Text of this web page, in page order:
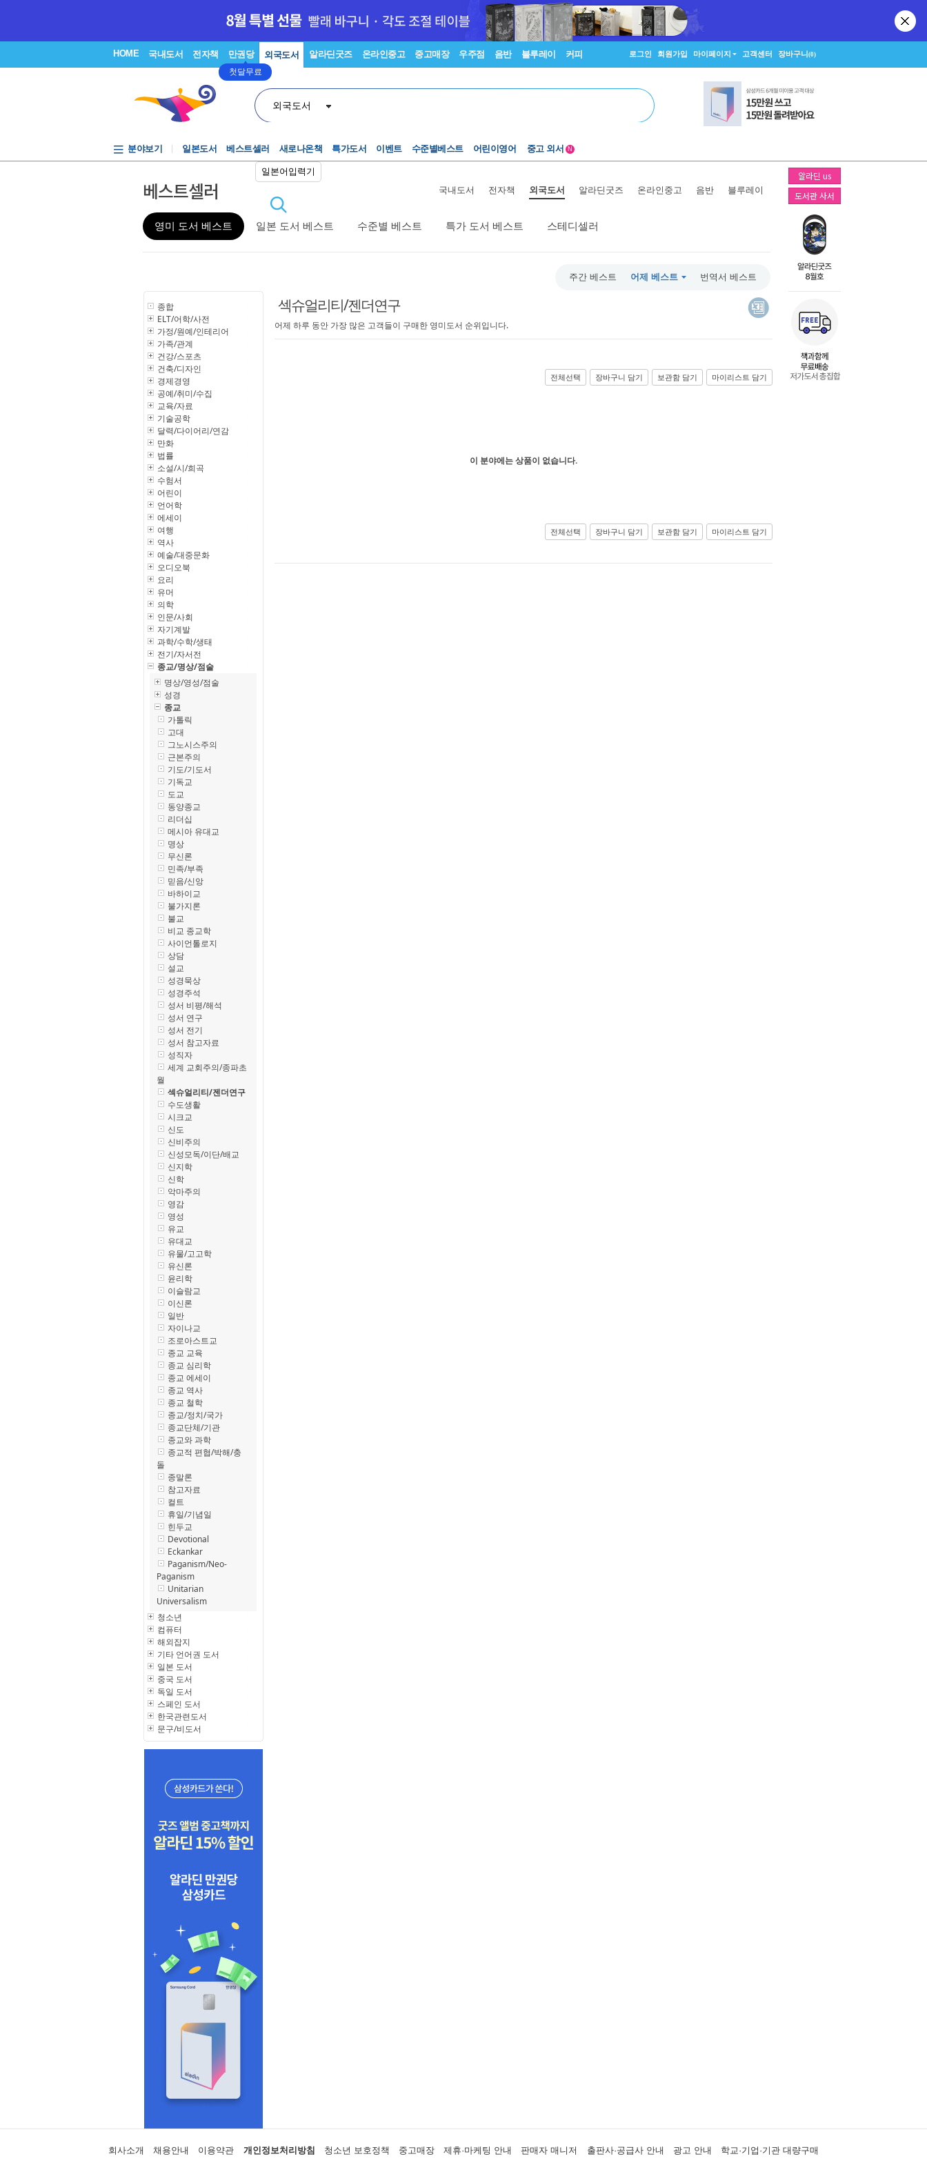
HOME 국내도서 전자책 만권당
첫달무료
외국도서 알라딘굿즈 온라인중고 중고매장 우주점 음반 블루레이 커피 로그인 회원가입 마이페이지 고객센터 장바구니(0)
외국도서
일본어입력기
분야보기 일본도서 베스트셀러 새로나온책 특가도서 이벤트
수준별베스트
어린이영어
중고 외서
중고 외서
N
알라딘 us
도서관 사서
베스트셀러 국내도서 전자책 외국도서 알라딘굿즈 온라인중고 음반 블루레이
영미 도서 베스트 일본 도서 베스트 수준별 베스트 특가 도서 베스트 스테디셀러
주간 베스트 어제 베스트 번역서 베스트
종합
ELT/어학/사전
가정/원예/인테리어
가족/관계
건강/스포츠
건축/디자인
경제경영
공예/취미/수집
교육/자료
기술공학
달력/다이어리/연감
만화
법률
소설/시/희곡
수험서
어린이
언어학
에세이
여행
역사
예술/대중문화
오디오북
요리
유머
의학
인문/사회
자기계발
과학/수학/생태
전기/자서전
종교/명상/점술
명상/영성/점술
성경
종교
가톨릭
고대
그노시스주의
근본주의
기도/기도서
기독교
도교
동양종교
리더십
메시아 유대교
명상
무신론
민족/부족
믿음/신앙
바하이교
불가지론
불교
비교 종교학
사이언톨로지
상담
설교
성경묵상
성경주석
성서 비평/해석
성서 연구
성서 전기
성서 참고자료
성직자
세계 교회주의/종파초
월
섹슈얼리티/젠더연구
수도생활
시크교
신도
신비주의
신성모독/이단/배교
신지학
신학
악마주의
영감
영성
유교
유대교
유물/고고학
유신론
윤리학
이슬람교
이신론
일반
자이나교
조로아스트교
종교 교육
종교 심리학
종교 에세이
종교 역사
종교 철학
종교/정치/국가
종교단체/기관
종교와 과학
종교적 편협/박해/충
돌
종말론
참고자료
컬트
휴일/기념일
힌두교
Devotional
Eckankar
Paganism/Neo-
Paganism
Unitarian
Universalism
청소년
컴퓨터
해외잡지
기타 언어권 도서
일본 도서
중국 도서
독일 도서
스페인 도서
한국관련도서
문구/비도서
섹슈얼리티/젠더연구
어제 하루 동안 가장 많은 고객들이 구매한 영미도서 순위입니다.
전체선택 장바구니 담기 보관함 담기 마이리스트 담기
이 분야에는 상품이 없습니다.
전체선택 장바구니 담기 보관함 담기 마이리스트 담기
회사소개 채용안내 이용약관 개인정보처리방침 청소년 보호정책 중고매장 제휴·마케팅 안내 판매자 매니저 출판사·공급사 안내 광고 안내 학교·기업·기관 대량구매